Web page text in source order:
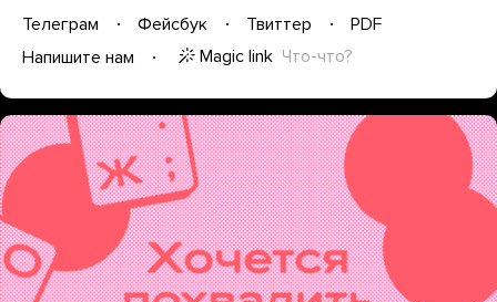
Телеграм Фейсбук Твиттер
PDF
Напишите нам
Magic link Что-что?